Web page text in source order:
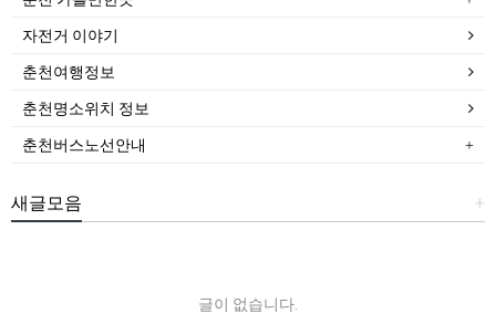
자전거 이야기
춘천여행정보
춘천명소위치 정보
춘천버스노선안내
+
새글모음
글이 없습니다.